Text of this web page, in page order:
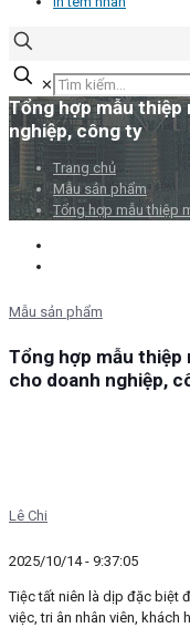
✕
Tổng hợp mẫu
nghiệp, công ty
Trang chủ
Mẫu sản phẩm
Tổng hợp mẫu thiệp
Mẫu sản phẩm
Tổng hợp mẫu
cho doanh nghiệp,
Lê Chi
2025/10/14 - 9:37:05
Tiệc tất niên là dịp đặc biệt
việc, tri ân nhân viên, khách